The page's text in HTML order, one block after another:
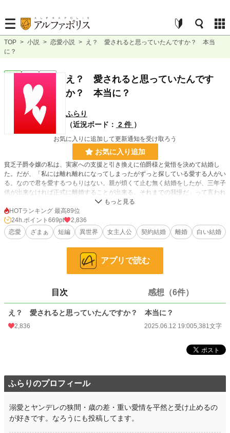
TOP > 小説 > 恋愛小説 >
え？ 愛されると思っていたんですか？ 本当
に？
恋愛 完結 短編
え？ 愛されると思っていたんです
か？ 本当に？
ふらり
（近況ボード： 2 件 ）
お気に入りに追加して更新通知を受け取ろう
お気に入り追加
貧乏子爵令嬢の私は、実家への支援と引き換えに伯爵様と覚悟を決めて結婚し
た。だが、「私には離れ離れになってしまったがずっと探している愛する人がい
る。なので君を愛するつもりはない。親が煩くて止む無く結婚をしたが、三年子
供が出来なければ正式に離婚することが出来る。それまでの我慢だ」って言われ
たんですけど、それって白い結婚ってことですよね？ その後私が世間からどう
見られるかご理解されています？ いえ、いいですよ慰謝料くだされば。契約書
交わしましょうね。どうぞ愛する方をお探しください。その方が表れたら慰謝料
上乗せですぐに出て行きますんで！
ふと思いついたので、一気に書きました。ピスカル湖は白い湖で、この湖の水が
濃く感じるか薄く感じるかで家が金持ちか貧乏かが分かります（笑）
1,144 位 / 66,373 件
お気に入り 380
初回公開日時 2025.06.12 19:00
初回完結日時 2025.06.12 19:00
週間ポイント 1,949 pt (4,968 位)
HOTランキング 最高89位
24h.ポイント 669pt
2,836
恋愛
ざまぁ 短編 異世界 女主人公 契約結婚 離婚 白い結婚
アプリで読む
目次 感想（6件）
え？ 愛されると思っていたんですか？ 本当に？
2,836 2025.06.12 19:005,381文字
ふらりのプロフィール
溺愛とヤンデレの狭間・歳の差・重い愛情を平然と受け止めるの
が好きです。なろうにも投稿してます。